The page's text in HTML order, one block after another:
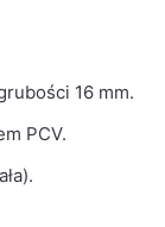
16 mm.
PCV.